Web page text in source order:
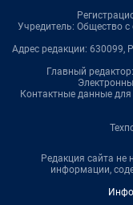
Учредитель: Общество
Адрес редакции: 630099,
Главный
Контактные данные
Редакция сайта не
информации,